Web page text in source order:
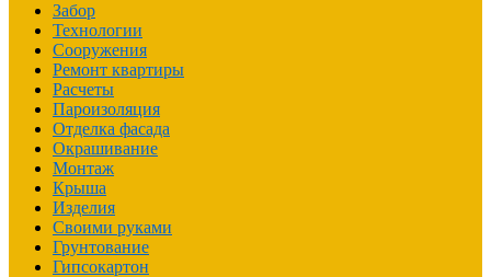
Забор
Технологии
Сооружения
Ремонт квартиры
Расчеты
Пароизоляция
Отделка фасада
Окрашивание
Монтаж
Крыша
Изделия
Своими руками
Грунтование
Гипсокартон